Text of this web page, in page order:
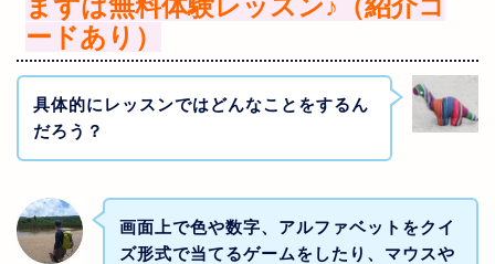
ードあり）
具体的にレッスンではどんなことをするん
だろう？
画面上で色や数字、アルファベットをクイ
ズ形式で当てるゲームをしたり、マウスや